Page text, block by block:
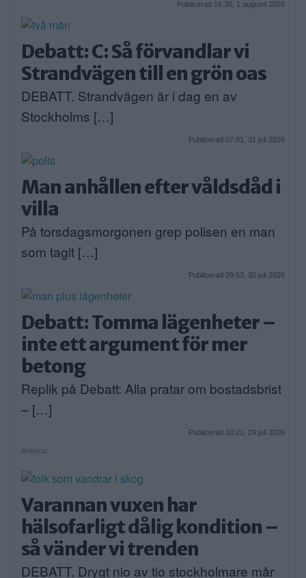
Publicerad 16:30, 1 augusti 2026
Debatt: C: Så förvandlar vi
Strandvägen till en grön oas
DEBATT. Strandvägen är i dag en av
Stockholms […]
Publicerad 07:01, 31 juli 2026
Man anhållen efter våldsdåd i
villa
På torsdagsmorgonen grep polisen en man
som tagit […]
Publicerad 09:53, 30 juli 2026
Debatt: Tomma lägenheter –
inte ett argument för mer
betong
Replik på Debatt: Alla pratar om bostadsbrist
– […]
Publicerad 10:21, 29 juli 2026
Annons:
Varannan vuxen har
hälsofarligt dålig kondition –
så vänder vi trenden
DEBATT. Drygt nio av tio stockholmare mår